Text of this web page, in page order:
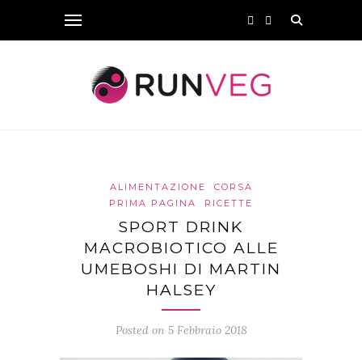
ALIMENTAZIONE
CORSA
PRIMA PAGINA
RICETTE
SPORT DRINK
MACROBIOTICO ALLE
UMEBOSHI DI MARTIN
HALSEY
Posted on 5 Febbraio 2018